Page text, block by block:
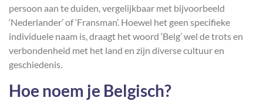
persoon aan te duiden, vergelijkbaar met bijvoorbeeld
‘Nederlander’ of ‘Fransman’. Hoewel het geen specifieke
individuele naam is, draagt het woord ‘Belg’ wel de trots en
verbondenheid met het land en zijn diverse cultuur en
geschiedenis.
Hoe noem je Belgisch?